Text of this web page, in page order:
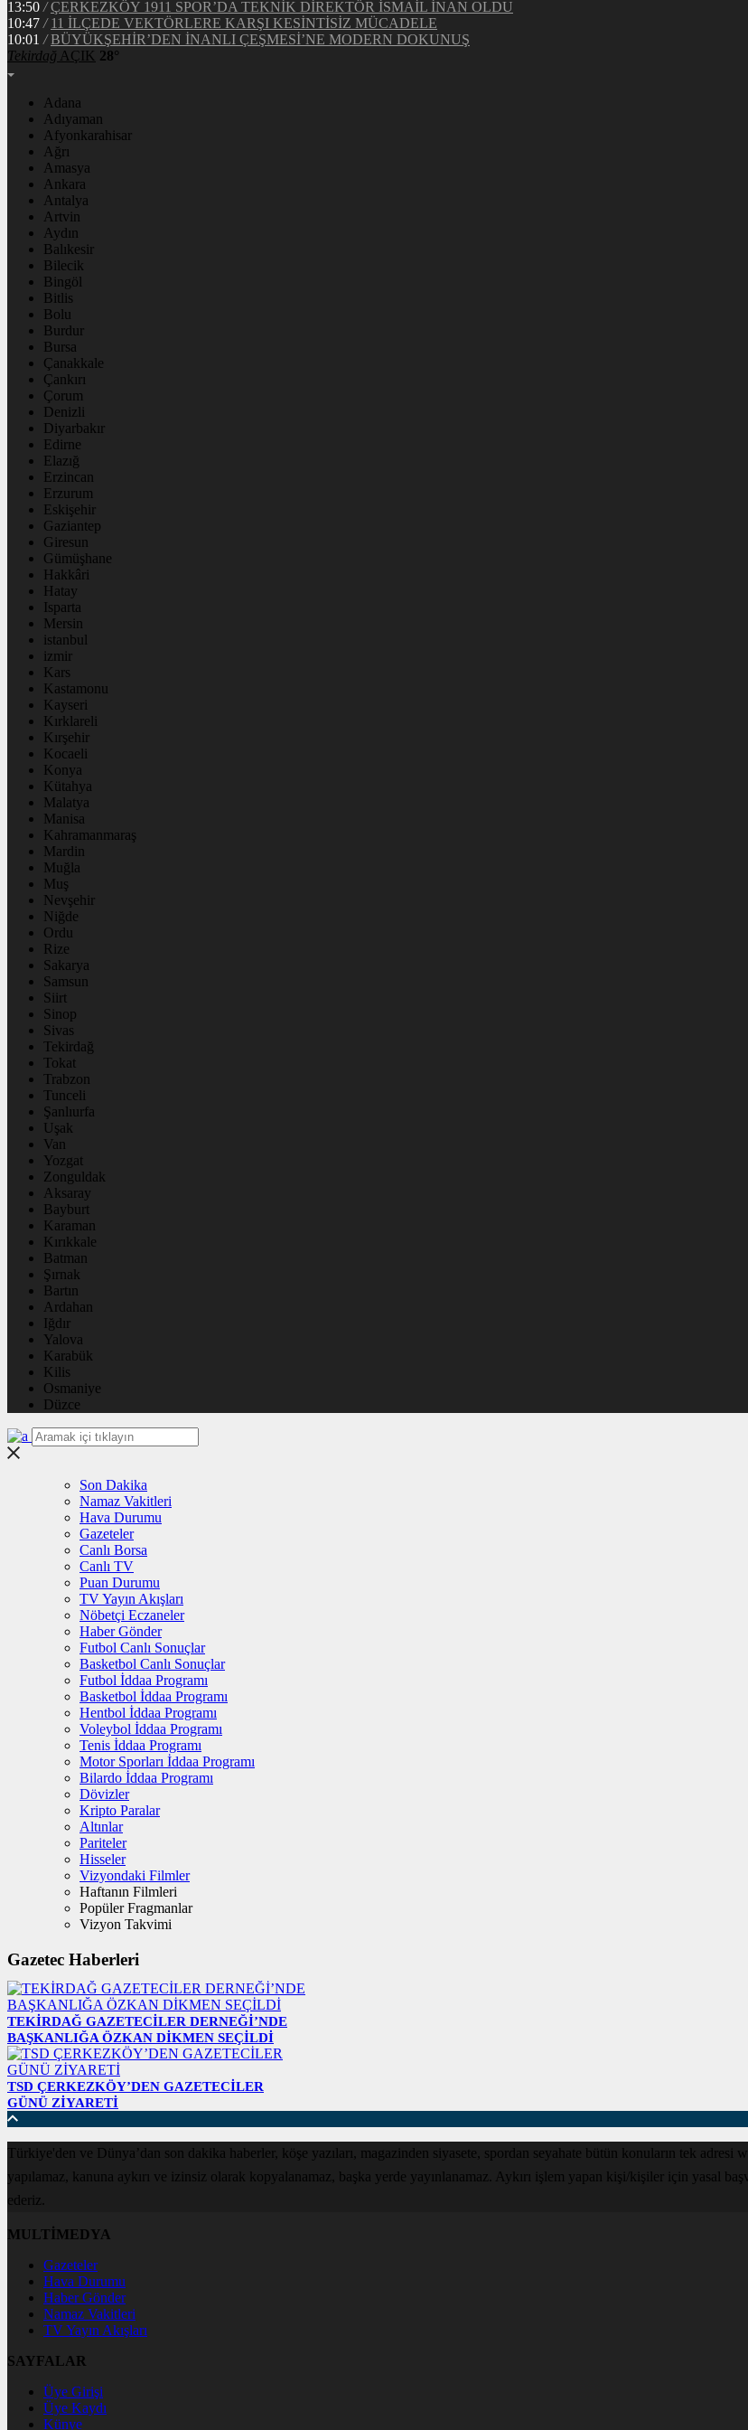
13:50 / ÇERKEZKÖY 1911 SPOR’DA TEKNİK DİREKTÖR İSMAİL İNAN OLDU
10:47 / 11 İLÇEDE VEKTÖRLERE KARŞI KESİNTİSİZ MÜCADELE
10:01 / BÜYÜKŞEHİR’DEN İNANLI ÇEŞMESİ’NE MODERN DOKUNUŞ
Tekirdağ AÇIK 28°
Adana
Adıyaman
Afyonkarahisar
Ağrı
Amasya
Ankara
Antalya
Artvin
Aydın
Balıkesir
Bilecik
Bingöl
Bitlis
Bolu
Burdur
Bursa
Çanakkale
Çankırı
Çorum
Denizli
Diyarbakır
Edirne
Elazığ
Erzincan
Erzurum
Eskişehir
Gaziantep
Giresun
Gümüşhane
Hakkâri
Hatay
Isparta
Mersin
istanbul
izmir
Kars
Kastamonu
Kayseri
Kırklareli
Kırşehir
Kocaeli
Konya
Kütahya
Malatya
Manisa
Kahramanmaraş
Mardin
Muğla
Muş
Nevşehir
Niğde
Ordu
Rize
Sakarya
Samsun
Siirt
Sinop
Sivas
Tekirdağ
Tokat
Trabzon
Tunceli
Şanlıurfa
Uşak
Van
Yozgat
Zonguldak
Aksaray
Bayburt
Karaman
Kırıkkale
Batman
Şırnak
Bartın
Ardahan
Iğdır
Yalova
Karabük
Kilis
Osmaniye
Düzce
Son Dakika
Namaz Vakitleri
Hava Durumu
Gazeteler
Canlı Borsa
Canlı TV
Puan Durumu
TV Yayın Akışları
Nöbetçi Eczaneler
Haber Gönder
Futbol Canlı Sonuçlar
Basketbol Canlı Sonuçlar
Futbol İddaa Programı
Basketbol İddaa Programı
Hentbol İddaa Programı
Voleybol İddaa Programı
Tenis İddaa Programı
Motor Sporları İddaa Programı
Bilardo İddaa Programı
Dövizler
Kripto Paralar
Altınlar
Pariteler
Hisseler
Vizyondaki Filmler
Haftanın Filmleri
Popüler Fragmanlar
Vizyon Takvimi
Gazetec Haberleri
TEKİRDAĞ GAZETECİLER DERNEĞİ’NDE
BAŞKANLIĞA ÖZKAN DİKMEN SEÇİLDİ
TSD ÇERKEZKÖY’DEN GAZETECİLER
GÜNÜ ZİYARETİ
Türkiye'den ve Dünya’dan son dakika haberler, köşe yazıları, magazinden siyasete, spordan seyahate bütün konuların tek
yapılamaz, kanuna aykırı ve izinsiz olarak kopyalanamaz, başka yerde yayınlanamaz. Aykırı işlem yapan kişi/kişiler için yasal
ederiz.
MULTİMEDYA
Gazeteler
Hava Durumu
Haber Gönder
Namaz Vakitleri
TV Yayın Akışları
SAYFALAR
Üye Girişi
Üye Kaydı
Künye